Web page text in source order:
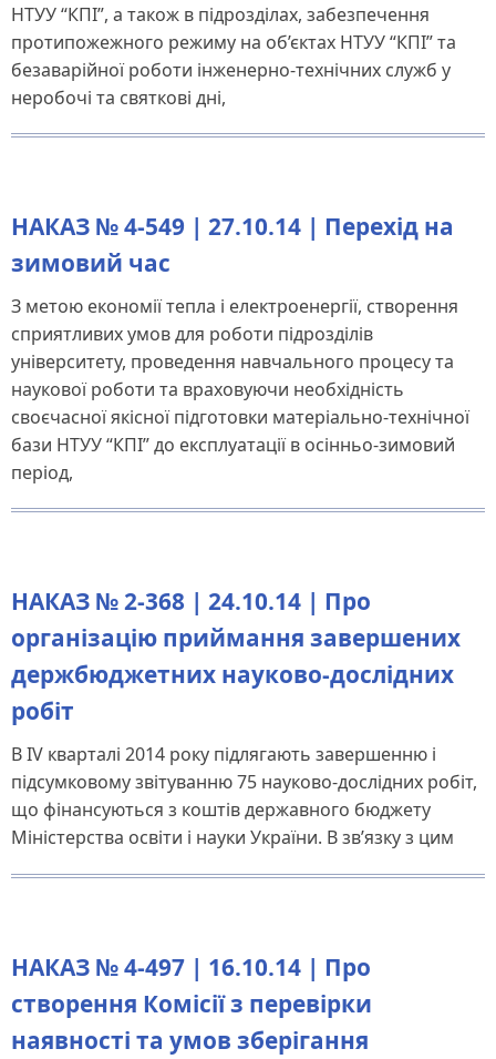
НТУУ “КПІ”, а також в підрозділах, забезпечення
протипожежного режиму на об’єктах НТУУ “КПІ” та
безаварійної роботи інженерно-технічних служб у
неробочі та святкові дні,
НАКАЗ № 4-549 | 27.10.14 | Перехід на
зимовий час
З метою економії тепла і електроенергії, створення
сприятливих умов для роботи підрозділів
університету, проведення навчального процесу та
наукової роботи та враховуючи необхідність
своєчасної якісної підготовки матеріально-технічної
бази НТУУ “КПІ” до експлуатації в осінньо-зимовий
період,
НАКАЗ № 2-368 | 24.10.14 | Про
організацію приймання завершених
держбюджетних науково-дослідних
робіт
В IV кварталі 2014 року підлягають завершенню і
підсумковому звітуванню 75 науково-дослідних робіт,
що фінансуються з коштів державного бюджету
Міністерства освіти і науки України. В зв’язку з цим
НАКАЗ № 4-497 | 16.10.14 | Про
створення Комісії з перевірки
наявності та умов зберігання